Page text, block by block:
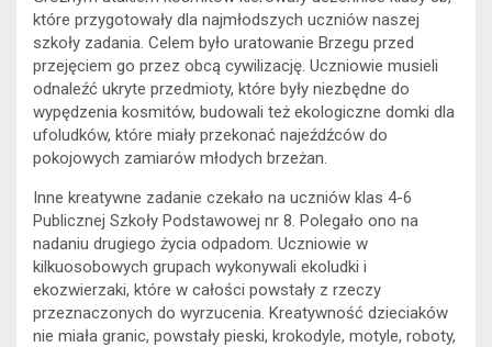
które przygotowały dla najmłodszych uczniów naszej
szkoły zadania. Celem było uratowanie Brzegu przed
przejęciem go przez obcą cywilizację. Uczniowie musieli
odnaleźć ukryte przedmioty, które były niezbędne do
wypędzenia kosmitów, budowali też ekologiczne domki dla
ufoludków, które miały przekonać najeźdźców do
pokojowych zamiarów młodych brzeżan.
Inne kreatywne zadanie czekało na uczniów klas 4-6
Publicznej Szkoły Podstawowej nr 8. Polegało ono na
nadaniu drugiego życia odpadom. Uczniowie w
kilkuosobowych grupach wykonywali ekoludki i
ekozwierzaki, które w całości powstały z rzeczy
przeznaczonych do wyrzucenia. Kreatywność dzieciaków
nie miała granic, powstały pieski, krokodyle, motyle, roboty,